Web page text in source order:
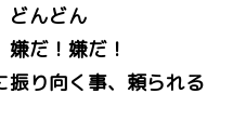
どんどん
だ！嫌だ！
振り向く事、頼られる